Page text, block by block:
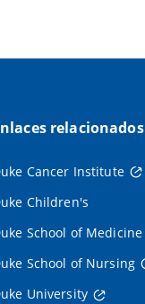
relacionados
Cancer Institute
Children's
School of Medicine
School of Nursing
University